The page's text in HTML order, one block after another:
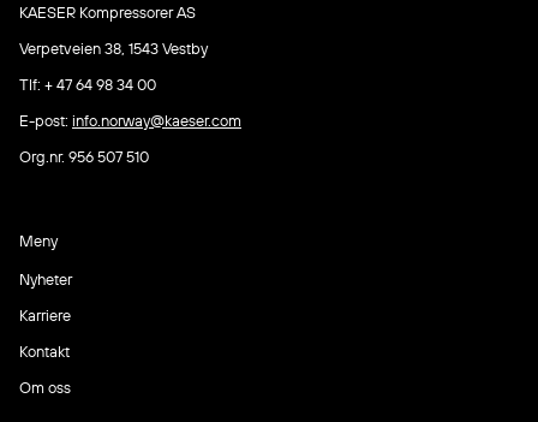
KAESER Kompressorer AS
Verpetveien 38, 1543 Vestby
Tlf: + 47 64 98 34 00
E-post: info.norway@kaeser.com
Org.nr. 956 507 510
Meny
Nyheter
Karriere
Kontakt
Om oss